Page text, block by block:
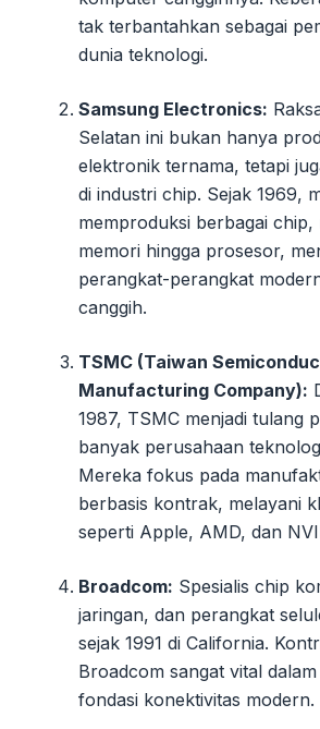
tak terbantahkan sebagai
dunia teknologi.
Samsung Electronics:
Selatan ini bukan hanya
elektronik ternama, tetapi
di industri chip. Sejak 1969,
memproduksi berbagai chip,
memori hingga prosesor,
perangkat-perangkat
canggih.
TSMC (Taiwan
Manufacturing Company):
1987, TSMC menjadi tulang
banyak perusahaan
Mereka fokus pada
berbasis kontrak, melayani
seperti Apple, AMD, dan
Broadcom: Spesialis chip
jaringan, dan perangkat
sejak 1991 di California.
Broadcom sangat vital
fondasi konektivitas modern.